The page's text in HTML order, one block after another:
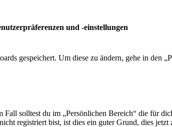
und -einstellungen
gespeichert. Um diese zu ändern, gehe in den
solltest du im „Persönlichen Bereich“ die für
registriert bist, ist dies ein guter Grund, dies jetzt